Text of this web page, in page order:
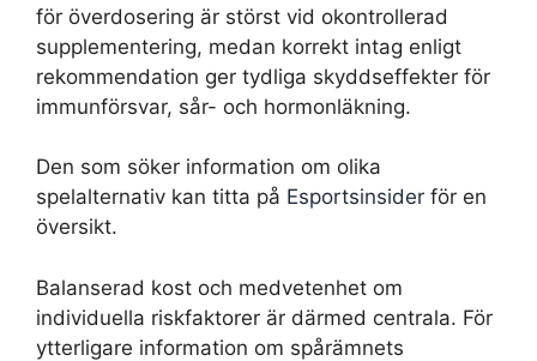
för överdosering är störst vid okontrollerad
supplementering, medan korrekt intag enligt
rekommendation ger tydliga skyddseffekter för
immunförsvar, sår- och hormonläkning.
Den som söker information om olika
spelalternativ kan titta på Esportsinsider för en
översikt.
Balanserad kost och medvetenhet om
individuella riskfaktorer är därmed centrala. För
ytterligare information om spårämnets